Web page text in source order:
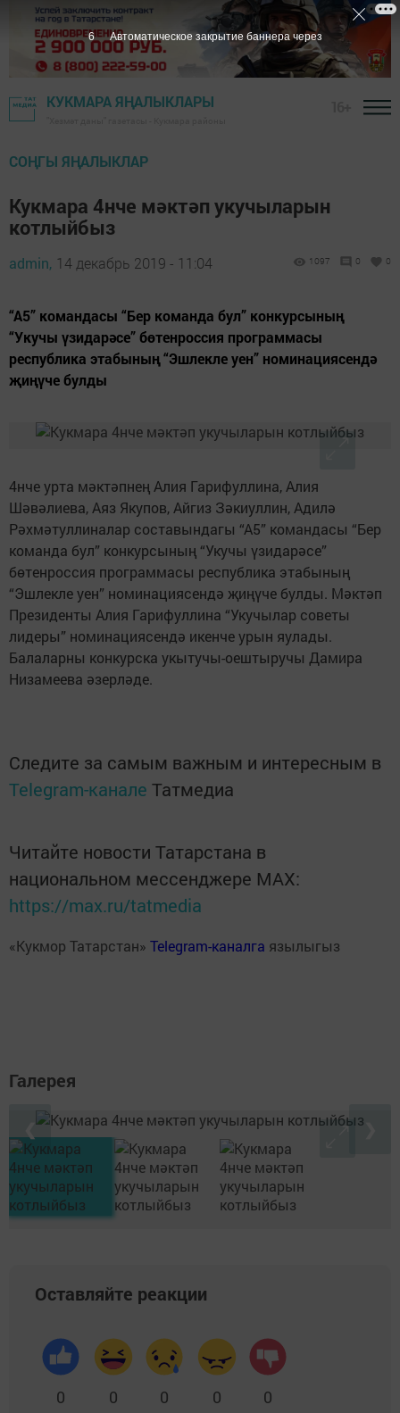
КУКМАРА ЯҢАЛЫКЛАРЫ
СОҢГЫ ЯҢАЛЫКЛАР
Кукмара 4нче мәктәп укучыларын
котлыйбыз
admin, 14 декабрь 2019 - 11:04 1097 0 0
“А5” командасы “Бер команда бул” конкурсының
“Укучы үзидарәсе” бөтенроссия программасы
республика этабының “Эшлекле уен” номинациясендә
җиңүче булды
4нче урта мәктәпнең Алия Гарифуллина, Алия
Шәвәлиева, Аяз Якупов, Айгиз Зәкиуллин, Адилә
Рәхмәтуллиналар составындагы “А5” командасы “Бер
команда бул” конкурсының “Укучы үзидарәсе”
бөтенроссия программасы республика этабының
“Эшлекле уен” номинациясендә җиңүче булды. Мәктәп
Президенты Алия Гарифуллина “Укучылар советы
лидеры” номинациясендә икенче урын яулады.
Балаларны конкурска укытучы-оештыручы Дамира
Низамеева әзерләде.
Следите за самым важным и интересным в
Telegram-канале Татмедиа
Читайте новости Татарстана в
национальном мессенджере MАХ:
https://max.ru/tatmedia
«Кукмор Татарстан» Telegram-каналга язылыгыз
Галерея
❮
Оставляйте реакции
0 0 0 0 0
5 Автоматическое закрытие баннера через